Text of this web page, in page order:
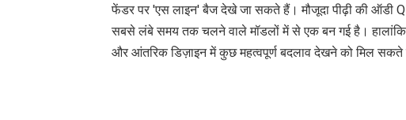
फेंडर पर 'एस लाइन' बैज देखे जा सकते हैं। मौजूदा पीढ़ी की ऑडी
सबसे लंबे समय तक चलने वाले मॉडलों में से एक बन गई है। हालांकि
और आंतरिक डिज़ाइन में कुछ महत्वपूर्ण बदलाव देखने को मिल सकते